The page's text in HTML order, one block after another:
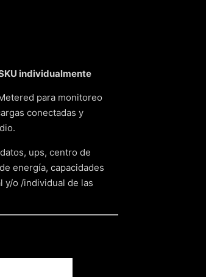
SKU individualmente
para monitoreo
conectadas y
ups, centro de
energía, capacidades
y/o /individual de las